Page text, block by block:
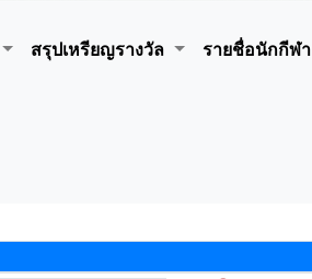
สรุปเหรียญรางวัล รายชื่อนักกีฬา